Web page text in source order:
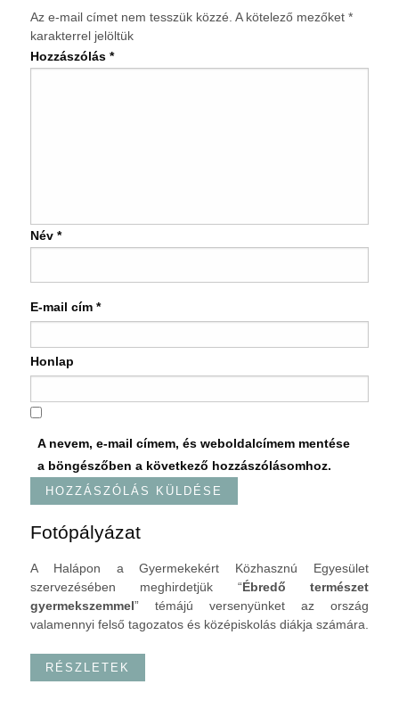
Az e-mail címet nem tesszük közzé. A kötelező mezőket *
karakterrel jelöltük
Hozzászólás *
Név *
E-mail cím *
Honlap
A nevem, e-mail címem, és weboldalcímem mentése
a böngészőben a következő hozzászólásomhoz.
Fotópályázat
A Halápon a Gyermekekért Közhasznú Egyesület
szervezésében meghirdetjük “Ébredő természet
gyermekszemmel” témájú versenyünket az ország
valamennyi felső tagozatos és középiskolás diákja számára.
RÉSZLETEK